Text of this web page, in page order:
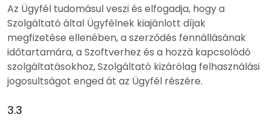
Az Ügyfél tudomásul veszi és elfogadja, hogy a
Szolgáltató által Ügyfélnek kiajánlott díjak
megfizetése ellenében, a szerződés fennállásának
időtartamára, a Szoftverhez és a hozzá kapcsolódó
szolgáltatásokhoz, Szolgáltató kizárólag felhasználási
jogosultságot enged át az Ügyfél részére.
3.3